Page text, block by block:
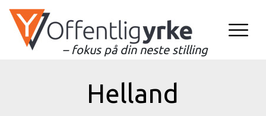
– fokus på din neste stilling
Helland